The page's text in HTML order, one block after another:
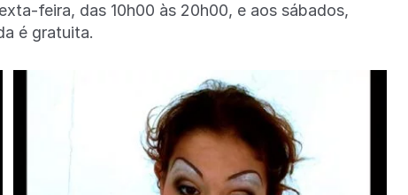
feira, das 10h00 às 20h00, e aos sábados,
é gratuita.